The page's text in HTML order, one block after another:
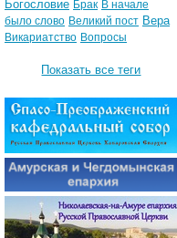
Богословие Брак В начале
было слово Великий пост Вера
Викариатство Вопросы
Показать все теги